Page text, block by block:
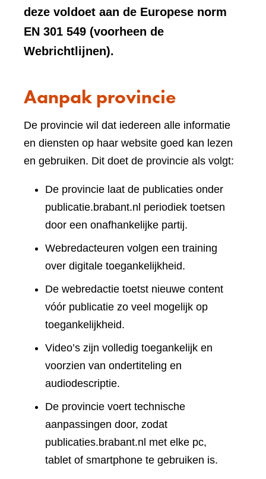
deze voldoet aan de Europese norm
EN 301 549 (voorheen de
Webrichtlijnen).
Aanpak provincie
De provincie wil dat iedereen alle informatie
en diensten op haar website goed kan lezen
en gebruiken. Dit doet de provincie als volgt:
De provincie laat de publicaties onder
publicatie.brabant.nl periodiek toetsen
door een onafhankelijke partij.
Webredacteuren volgen een training
over digitale toegankelijkheid.
De webredactie toetst nieuwe content
vóór publicatie zo veel mogelijk op
toegankelijkheid.
Video’s zijn volledig toegankelijk en
voorzien van ondertiteling en
audiodescriptie.
De provincie voert technische
aanpassingen door, zodat
publicaties.brabant.nl met elke pc,
tablet of smartphone te gebruiken is.